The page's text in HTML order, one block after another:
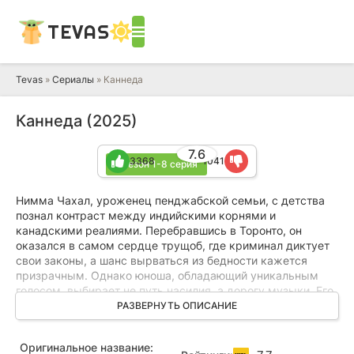
TEVAS
Tevas » Сериалы » Каннеда
Каннеда (2025)
1 сезон 1-8 серия
7.6
3368 1041
Нимма Чахал, уроженец пенджабской семьи, с детства
познал контраст между индийскими корнями и
канадскими реалиями. Перебравшись в Торонто, он
оказался в самом сердце трущоб, где криминал диктует
свои законы, а шанс вырваться из бедности кажется
призрачным. Однако юноша, обладающий уникальным
голосом, выбирает не путь насилия, а дорогу музыки. Его
национальные мелодии, исполняемые в местных барах,
постепенно завоевывают сердца слушателей, и
продюсера.
РАЗВЕРНУТЬ ОПИСАНИЕ
Оригинальное название: